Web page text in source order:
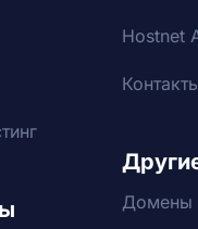
Hostnet
Домены